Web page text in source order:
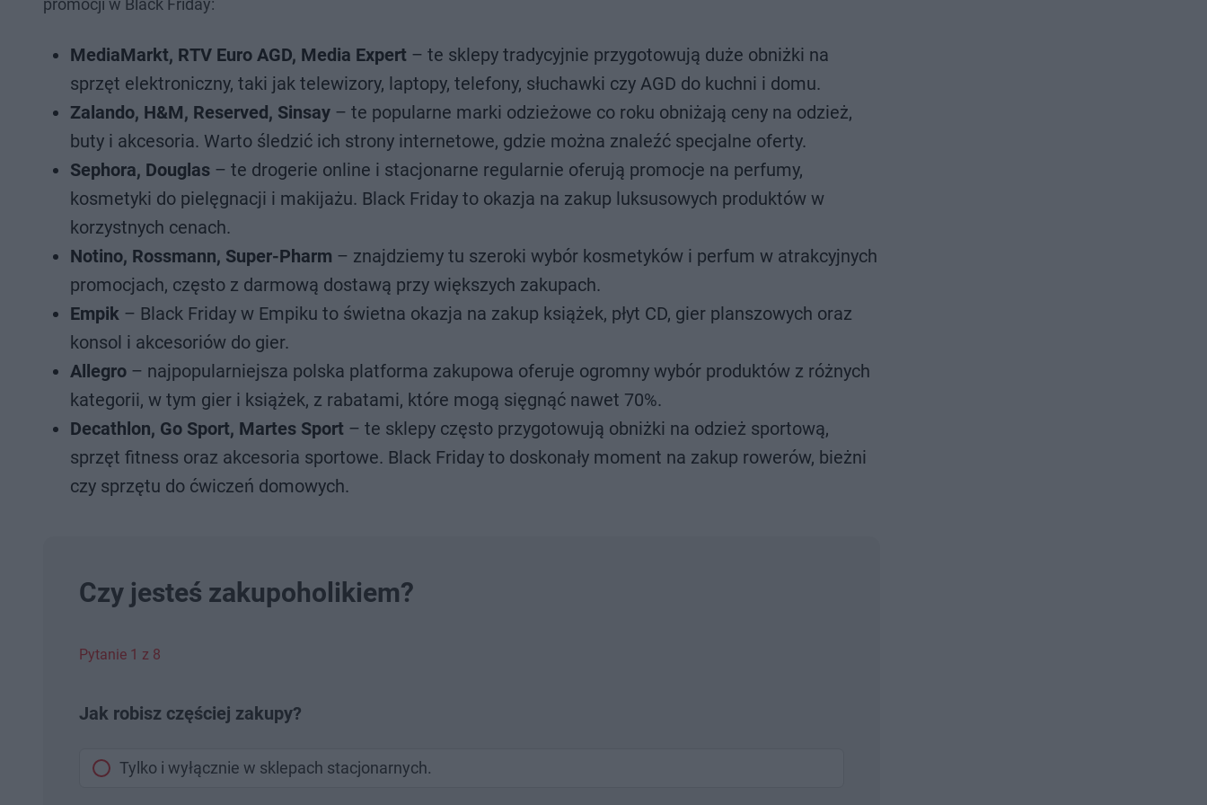
promocji w Black Friday:
MediaMarkt, RTV Euro AGD, Media Expert – te sklepy tradycyjnie przygotowują duże obniżki na
sprzęt elektroniczny, taki jak telewizory, laptopy, telefony, słuchawki czy AGD do kuchni i domu.
Zalando, H&M, Reserved, Sinsay – te popularne marki odzieżowe co roku obniżają ceny na odzież,
buty i akcesoria. Warto śledzić ich strony internetowe, gdzie można znaleźć specjalne oferty.
Sephora, Douglas – te drogerie online i stacjonarne regularnie oferują promocje na perfumy,
kosmetyki do pielęgnacji i makijażu. Black Friday to okazja na zakup luksusowych produktów w
korzystnych cenach.
Notino, Rossmann, Super-Pharm – znajdziemy tu szeroki wybór kosmetyków i perfum w atrakcyjnych
promocjach, często z darmową dostawą przy większych zakupach.
Empik – Black Friday w Empiku to świetna okazja na zakup książek, płyt CD, gier planszowych oraz
konsol i akcesoriów do gier.
Allegro – najpopularniejsza polska platforma zakupowa oferuje ogromny wybór produktów z różnych
kategorii, w tym gier i książek, z rabatami, które mogą sięgnąć nawet 70%.
Decathlon, Go Sport, Martes Sport – te sklepy często przygotowują obniżki na odzież sportową,
sprzęt fitness oraz akcesoria sportowe. Black Friday to doskonały moment na zakup rowerów, bieżni
czy sprzętu do ćwiczeń domowych.
Czy jesteś zakupoholikiem?
Pytanie 1 z 8
Jak robisz częściej zakupy?
Tylko i wyłącznie w sklepach stacjonarnych.